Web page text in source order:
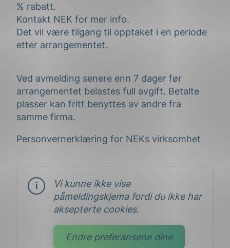
% rabatt.
Kontakt NEK for mer info.
Det vil være tilgang til opptaket i en periode
etter arrangementet.
Ved avmelding senere enn 7 dager før
arrangementet belastes full avgift. Betalte
plasser kan fritt benyttes av andre fra
samme firma.
Personvernerklæring for NEKs virksomhet
Vi kunne ikke vise
påmeldingskjema fordi du ikke har
aksepterte cookies.
Endre preferansene dine